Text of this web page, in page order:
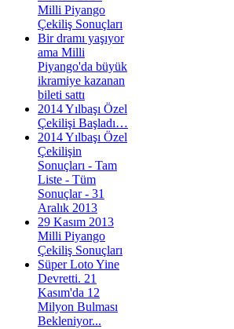
Milli Piyango
Çekiliş Sonuçları
Bir dramı yaşıyor
ama Milli
Piyango'da büyük
ikramiye kazanan
bileti sattı
2014 Yılbaşı Özel
Çekilişi Başladı…
2014 Yılbaşı Özel
Çekilişin
Sonuçları - Tam
Liste - Tüm
Sonuçlar - 31
Aralık 2013
29 Kasım 2013
Milli Piyango
Çekiliş Sonuçları
Süper Loto Yine
Devretti. 21
Kasım'da 12
Milyon Bulması
Bekleniyor...